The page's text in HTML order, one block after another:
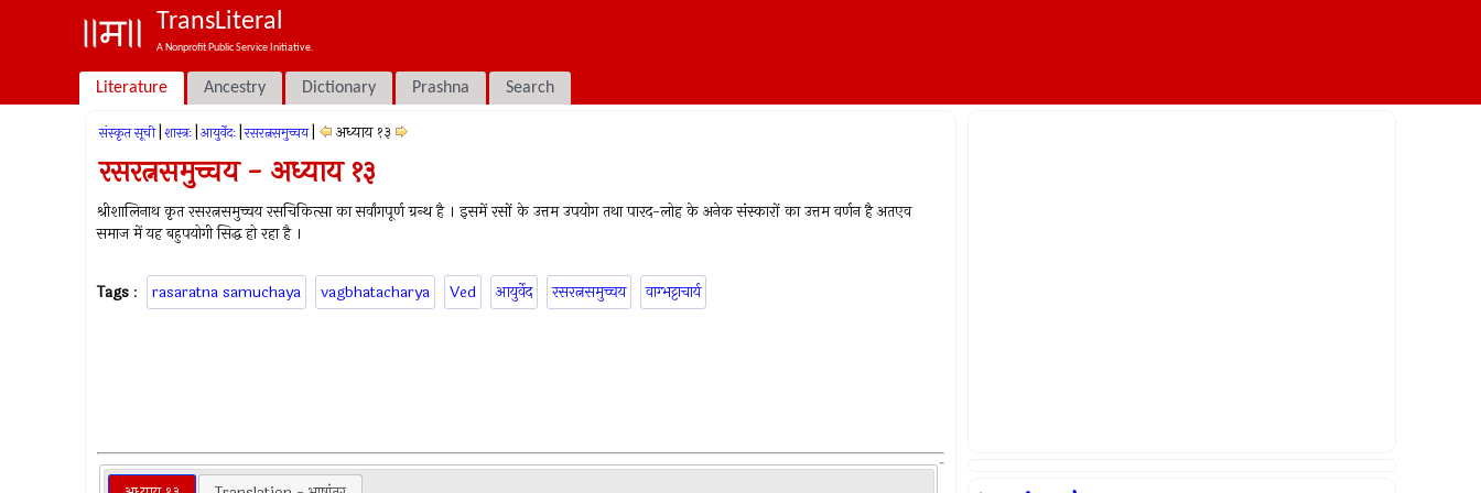
TransLiteral
A Nonprofit Public Service Initiative.
Literature Ancestry Dictionary Prashna Search
संस्कृत सूची शास्त्रः आयुर्वेदः रसरत्नसमुच्चय अध्याय १३
रसरत्नसमुच्चय - अध्याय १३
श्रीशालिनाथ कृत रसरत्नसमुच्चय रसचिकित्सा का सर्वांगपूर्ण ग्रन्थ है । इसमें रसों के उत्तम उपयोग तथा पारद-लोह के अनेक संस्कारों का उत्तम वर्णन है अतएव
समाज में यह बहुपयोगी सिद्ध हो रहा है ।
Tags : rasaratna samuchaya vagbhatacharya Ved आयुर्वेद रसरत्नसमुच्चय वाग्भट्टाचार्य